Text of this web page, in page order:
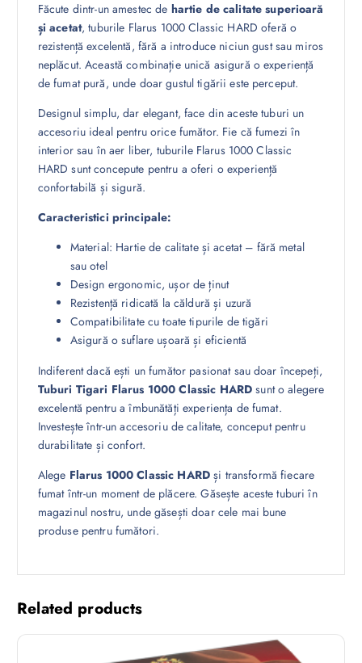
Făcute dintr-un amestec de hartie de calitate superioară
și acetat, tuburile Flarus 1000 Classic HARD oferă o
rezistență excelentă, fără a introduce niciun gust sau miros
neplăcut. Această combinație unică asigură o experiență
de fumat pură, unde doar gustul tigării este perceput.
Designul simplu, dar elegant, face din aceste tuburi un
accesoriu ideal pentru orice fumător. Fie că fumezi în
interior sau în aer liber, tuburile Flarus 1000 Classic
HARD sunt concepute pentru a oferi o experiență
confortabilă și sigură.
Caracteristici principale:
Material: Hartie de calitate și acetat – fără metal
sau otel
Design ergonomic, ușor de ținut
Rezistență ridicată la căldură și uzură
Compatibilitate cu toate tipurile de tigări
Asigură o suflare ușoară și eficientă
Indiferent dacă ești un fumător pasionat sau doar începeți,
Tuburi Tigari Flarus 1000 Classic HARD sunt o alegere
excelentă pentru a îmbunătăți experiența de fumat.
Investește într-un accesoriu de calitate, conceput pentru
durabilitate și confort.
Alege Flarus 1000 Classic HARDși transformă fiecare
fumat într-un moment de plăcere. Găsește aceste tuburi în
magazinul nostru, unde găsești doar cele mai bune
produse pentru fumători.
Related products